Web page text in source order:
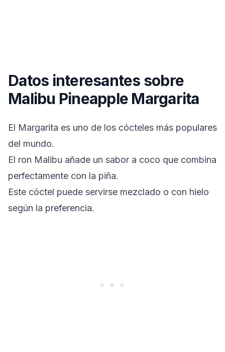
Datos interesantes sobre
Malibu Pineapple Margarita
El Margarita es uno de los cócteles más populares
del mundo.
El ron Malibu añade un sabor a coco que combina
perfectamente con la piña.
Este cóctel puede servirse mezclado o con hielo
según la preferencia.